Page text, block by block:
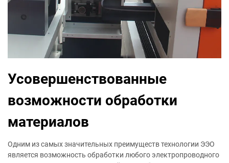
Усовершенствованные
возможности обработки
материалов
Одним из самых значительных преимуществ технологии ЭЭО
является возможность обработки любого электропроводного